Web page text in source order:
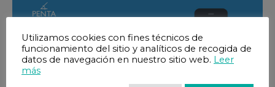
Utilizamos cookies con fines técnicos de
funcionamiento del sitio y analíticos de recogida de
datos de navegación en nuestro sitio web. Leer
más